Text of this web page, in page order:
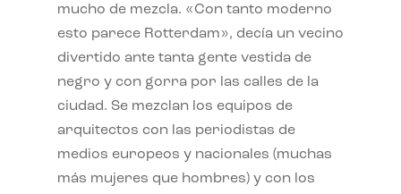
mucho de mezcla. «Con tanto moderno
esto parece Rotterdam», decía un vecino
divertido ante tanta gente vestida de
negro y con gorra por las calles de la
ciudad. Se mezclan los equipos de
arquitectos con las periodistas de
medios europeos y nacionales (muchas
más mujeres que hombres) y con los